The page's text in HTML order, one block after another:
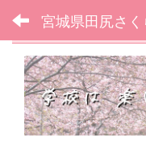
宮城県田尻さ
フォトアルバム
p
r
e
v